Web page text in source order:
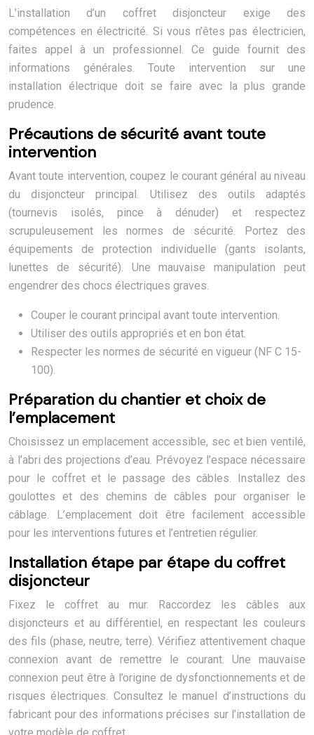
L’installation d’un coffret disjoncteur exige des
compétences en électricité. Si vous n’êtes pas électricien,
faites appel à un professionnel. Ce guide fournit des
informations générales. Toute intervention sur une
installation électrique doit se faire avec la plus grande
prudence.
Précautions de sécurité avant toute
intervention
Avant toute intervention, coupez le courant général au niveau
du disjoncteur principal. Utilisez des outils adaptés
(tournevis isolés, pince à dénuder) et respectez
scrupuleusement les normes de sécurité. Portez des
équipements de protection individuelle (gants isolants,
lunettes de sécurité). Une mauvaise manipulation peut
engendrer des chocs électriques graves.
Couper le courant principal avant toute intervention.
Utiliser des outils appropriés et en bon état.
Respecter les normes de sécurité en vigueur (NF C 15-
100).
Préparation du chantier et choix de
l’emplacement
Choisissez un emplacement accessible, sec et bien ventilé,
à l’abri des projections d’eau. Prévoyez l’espace nécessaire
pour le coffret et le passage des câbles. Installez des
goulottes et des chemins de câbles pour organiser le
câblage. L’emplacement doit être facilement accessible
pour les interventions futures et l’entretien régulier.
Installation étape par étape du coffret
disjoncteur
Fixez le coffret au mur. Raccordez les câbles aux
disjoncteurs et au différentiel, en respectant les couleurs
des fils (phase, neutre, terre). Vérifiez attentivement chaque
connexion avant de remettre le courant. Une mauvaise
connexion peut être à l’origine de dysfonctionnements et de
risques électriques. Consultez le manuel d’instructions du
fabricant pour des informations précises sur l’installation de